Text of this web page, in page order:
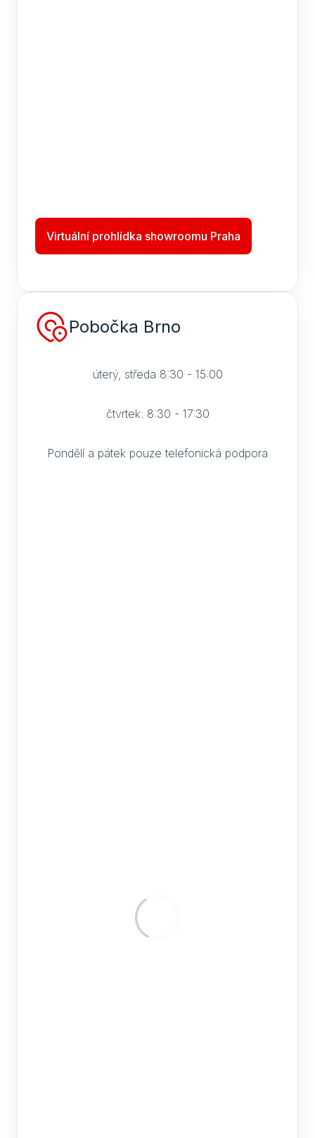
Virtuální prohlídka showroomu Praha
Pobočka Brno
úterý, středa 8:30 - 15:00
čtvrtek: 8:30 - 17:30
Pondělí a pátek pouze telefonická podpora